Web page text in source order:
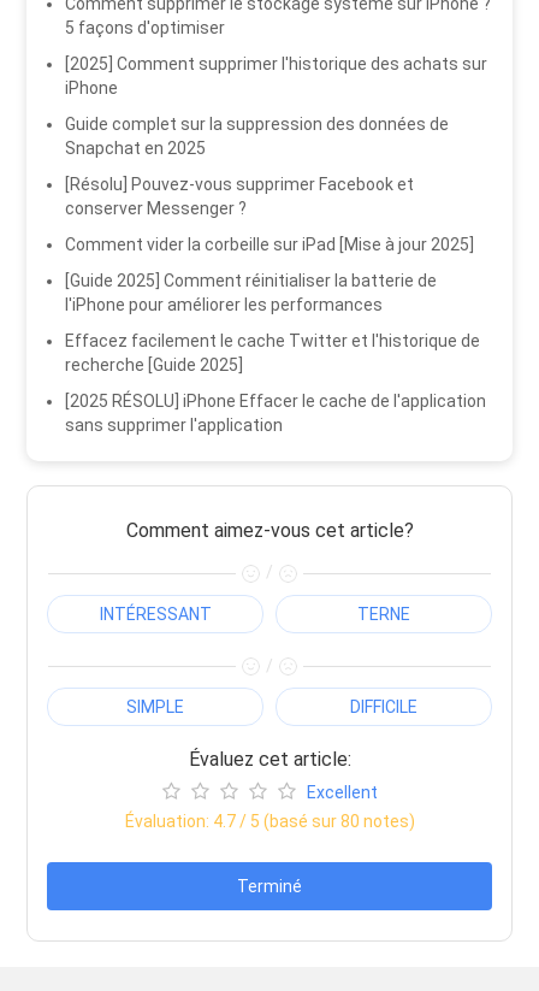
5 façons d'optimiser
[2025] Comment supprimer l'historique des achats sur
iPhone
Guide complet sur la suppression des données de
Snapchat en 2025
[Résolu] Pouvez-vous supprimer Facebook et
conserver Messenger ?
Comment vider la corbeille sur iPad [Mise à jour 2025]
[Guide 2025] Comment réinitialiser la batterie de
l'iPhone pour améliorer les performances
Effacez facilement le cache Twitter et l'historique de
recherche [Guide 2025]
[2025 RÉSOLU] iPhone Effacer le cache de l'application
sans supprimer l'application
Comment aimez-vous cet article?
/
INTÉRESSANT TERNE
/
SIMPLE DIFFICILE
Évaluez cet article:
Excellent
Évaluation: 4.7/ 5 (basé sur80 notes)
Terminé